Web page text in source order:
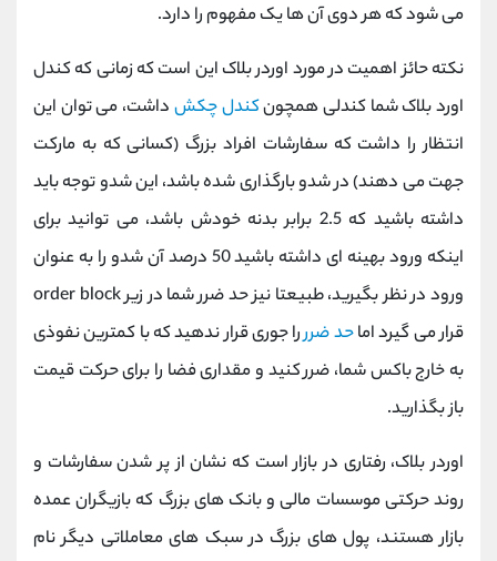
می شود که هر دوی آن ها یک مفهوم را دارد.
نکته حائز اهمیت در مورد اوردر بلاک این است که زمانی که کندل
اورد بلاک شما کندلی همچونکندل چکش داشت، می توان این
انتظار را داشت که سفارشات افراد بزرگ (کسانی که به مارکت
جهت می دهند) در شدو بارگذاری شده باشد، این شدو توجه باید
داشته باشید که 2.5 برابر بدنه خودش باشد، می توانید برای
اینکه ورود بهینه ای داشته باشید 50 درصد آن شدو را به عنوان
ورود در نظر بگیرید، طبیعتا نیز حد ضرر شما در زیر order block
قرار می گیرد اماحد ضرررا جوری قرار ندهید که با کمترین نفوذی
به خارج باکس شما، ضرر کنید و مقداری فضا را برای حرکت قیمت
باز بگذارید.
اوردر بلاک، رفتاری در بازار است که نشان از پر شدن سفارشات و
روند حرکتی موسسات مالی و بانک‌ های بزرگ که بازیگران عمده
بازار هستند، پول های بزرگ در سبک های معاملاتی دیگر نام